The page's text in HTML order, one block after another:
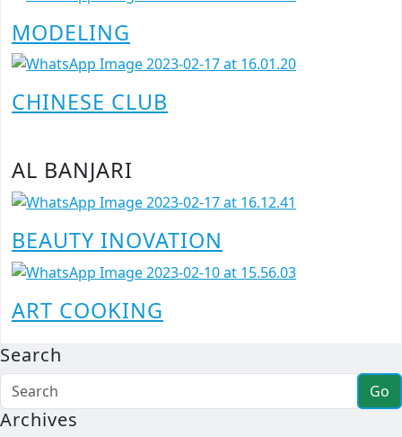
MODELING
CHINESE CLUB
AL BANJARI
BEAUTY INOVATION
ART COOKING
Search
Go
Archives